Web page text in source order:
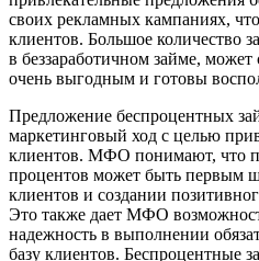
своих рекламных кампаниях,
клиентов. Большое количество
в беззаработичном займе,
очень выгодным и готовы
Предложение беспроцентных
маркетинговый ход с целью
клиентов. МФО понимают, что
процентов может быть первым
клиентов и создании
Это также дает МФО
надежность в выполнении
базу клиентов. Беспроцентные